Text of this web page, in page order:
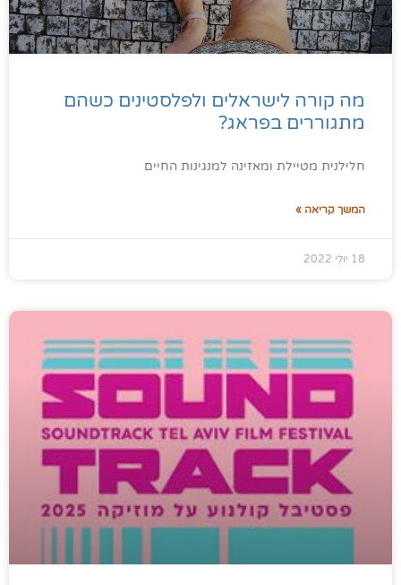
מה קורה לישראלים ולפלסטינים כשהם
מתגוררים בפראג?
חלילנית מטיילת ומאזינה למנגינות החיים
המשך קריאה »
18 יולי 2022